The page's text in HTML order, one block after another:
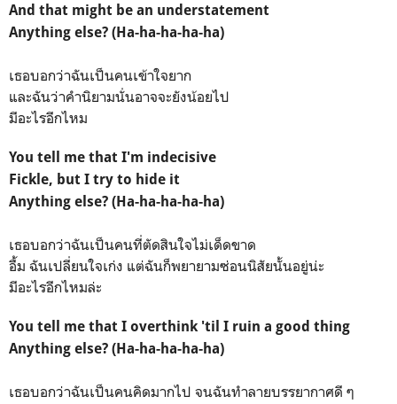
And that might be an understatement
Anything else? (Ha-ha-ha-ha-ha)
เธอบอกว่าฉันเป็นคนเข้าใจยาก
และฉันว่าคำนิยามนั่นอาจจะยังน้อยไป
มีอะไรอีกไหม
You tell me that I'm indecisive
Fickle, but I try to hide it
Anything else? (Ha-ha-ha-ha-ha)
เธอบอกว่าฉันเป็นคนที่ตัดสินใจไม่เด็ดขาด
อื้ม ฉันเปลี่ยนใจเก่ง แต่ฉันก็พยายามซ่อนนิสัยนั้นอยู่น่ะ
มีอะไรอีกไหมล่ะ
You tell me that I overthink 'til I ruin a good thing
Anything else? (Ha-ha-ha-ha-ha)
เธอบอกว่าฉันเป็นคนคิดมากไป จนฉันทำลายบรรยากาศดี ๆ